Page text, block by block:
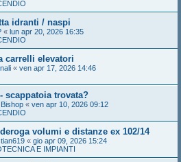
idranti / naspi
« lun apr 20, 2026 16:35
carrelli elevatori
« ven apr 17, 2026 14:46
scappatoia trovata?
« ven apr 10, 2026 09:12
volumi e distanze ex 102/14
« gio apr 09, 2026 15:24
E IMPIANTI